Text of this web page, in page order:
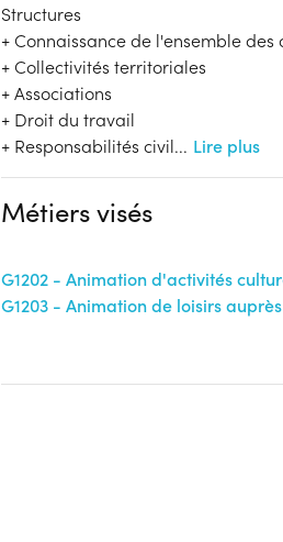
Structures
+ Connaissance de l'ensemble des
+ Collectivités territoriales
+ Associations
+ Droit du travail
+ Responsabilités civil... Lire plus
Métiers visés
G1202 - Animation d'activités
G1203 - Animation de loisirs